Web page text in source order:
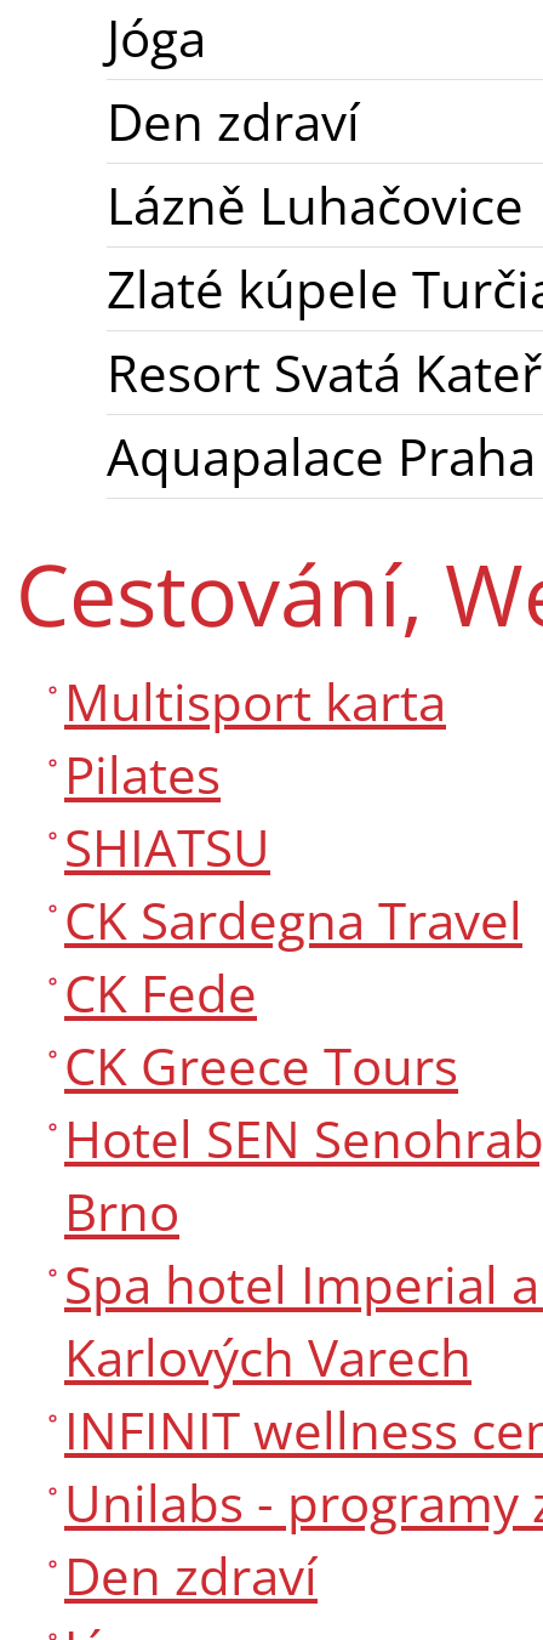
Jóga
Den zdraví
Lázně Luhačovice
Zlaté kúpele
Resort Svatá
Aquapalace Praha
Cestování,
Multisport karta
Pilates
SHIATSU
CK Sardegna Travel
CK Fede
CK Greece Tours
Hotel SEN
Brno
Spa hotel Imperial
Karlových Varech
INFINIT wellness
Unilabs -
Den zdraví